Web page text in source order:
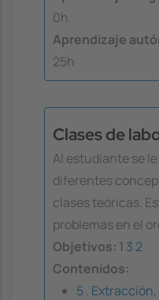
0h
Aprendizaje
25h
Clases de
Al estudiante se
diferentes
clases teóricas.
problemas en el
Objetivos: 1 3 2
Contenidos:
5 .